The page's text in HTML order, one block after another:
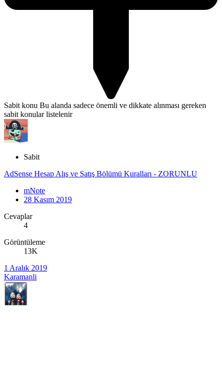
Sabit konu Bu alanda sadece önemli ve dikkate alınması gereken
sabit konular listelenir
Sabit
AdSense Hesap Alış ve Satış Bölümü Kuralları - ZORUNLU
mNote
28 Kasım 2019
Cevaplar
4
Görüntüleme
13K
1 Aralık 2019
Karamanli